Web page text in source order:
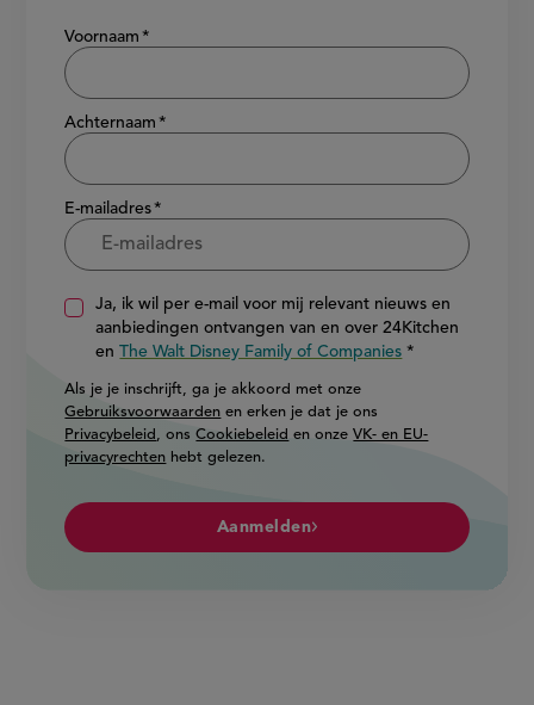
Show/hide
Voornaam
Achternaam
E-mailadres
Ja, ik wil per e-mail voor mij relevant nieuws en
aanbiedingen ontvangen van en over 24Kitchen
enThe Walt Disney Family of Companies
Als je je inschrijft, ga je akkoord met onze
Gebruiksvoorwaarden en erken je dat je ons
Privacybeleid , onsCookiebeleid en onzeVK- en EU-
privacyrechten hebt gelezen.
Aanmelden